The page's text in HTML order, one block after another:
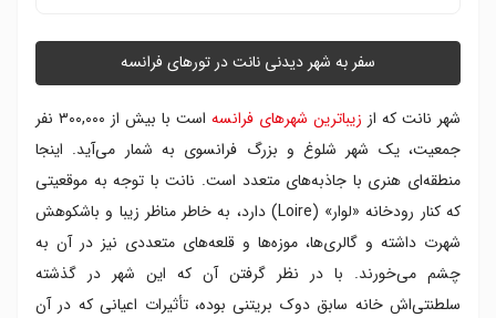
۳. کاخ دوک های بریتنی
۴. کلیسای جامع سن پیر و سن پل
۵. باغ ژاپنی
۷. لو نید
۸. موزه ژول ورن
۹. موزه چاپ
۱۰. لو لیو اونیک
سفر به شهر دیدنی نانت در تورهای فرانسه
شهر نانت که از زیباترین شهر‌های فرانسه
است با بیش از ۳۰۰,۰۰۰ نفر
جمعیت، یک شهر شلوغ و بزرگ فرانسوی به شمار می‌آید. اینجا
منطقه‌ای هنری با جاذبه‌های متعدد است. نانت با توجه به موقعیتی
که کنار رودخانه «لوار» (Loire) دارد، به خاطر مناظر زیبا و باشکوهش
شهرت داشته و گالری‌ها، موزه‌ها و قلعه‌های متعددی نیز در آن به
چشم می‌خورند. با در نظر گرفتن آن که این شهر در گذشته
سلطنتی‌اش خانه سابق دوک بریتنی بوده، تأثیرات اعیانی که در آن